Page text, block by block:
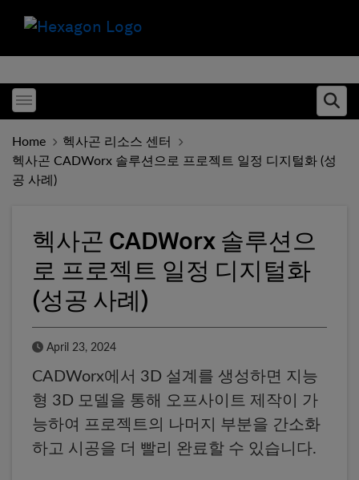
Toggle menubar
Home
헥사곤 리소스 센터
헥사곤 CADWorx 솔루션으로 프로젝트 일정 디지털화 (성
공 사례)
헥사곤 CADWorx 솔루션으
로 프로젝트 일정 디지털화
(성공 사례)
Published Date
April 23, 2024
CADWorx에서 3D 설계를 생성하면 지능
형 3D 모델을 통해 오프사이트 제작이 가
능하여 프로젝트의 나머지 부분을 간소화
하고 시공을 더 빨리 완료할 수 있습니다.